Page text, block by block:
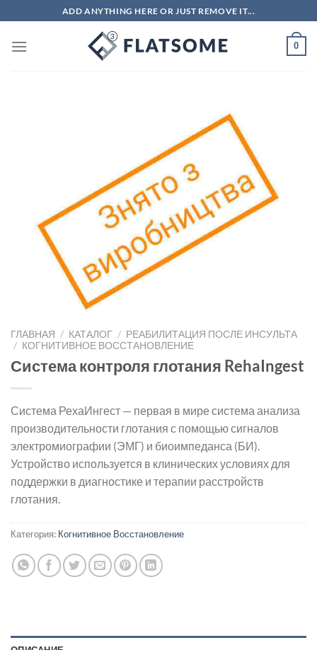
to
content
ADD ANYTHING HERE OR JUST REMOVE IT...
0
ГЛАВНАЯ / КАТАЛОГ / РЕАБИЛИТАЦИЯ ПОСЛЕ ИНСУЛЬТА
/ КОГНИТИВНОЕ ВОССТАНОВЛЕНИЕ
Система контроля глотания RehaIngest
Система РехаИнгест — первая в мире система анализа
производительности глотания с помощью сигналов
электромиографии (ЭМГ) и биоимпеданса (БИ).
Устройство используется в клинических условиях для
поддержки в диагностике и терапии расстройств
глотания.
Категория: Когнитивное Восстановление